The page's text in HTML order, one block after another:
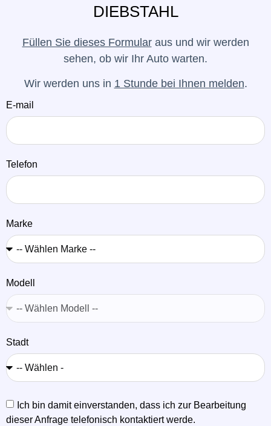
DIEBSTAHL
Füllen Sie dieses Formularaus und wir werden
sehen, ob wir Ihr Auto warten.
Wir werden uns in 1 Stunde bei Ihnen melden.
E-mail
Telefon
Marke
Modell
Stadt
Ich bin damit einverstanden, dass ich zur Bearbeitung
dieser Anfrage telefonisch kontaktiert werde.